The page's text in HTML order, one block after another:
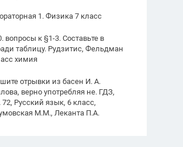
1. Физика 7 класс
вопросы к §1-3. Составьте в
таблицу. Рудзитис, Фельдман
химия
отрывки из басен И. А.
верно употребляя не. ГДЗ,
72, Русский язык, 6 класс,
М.М., Леканта П.А.